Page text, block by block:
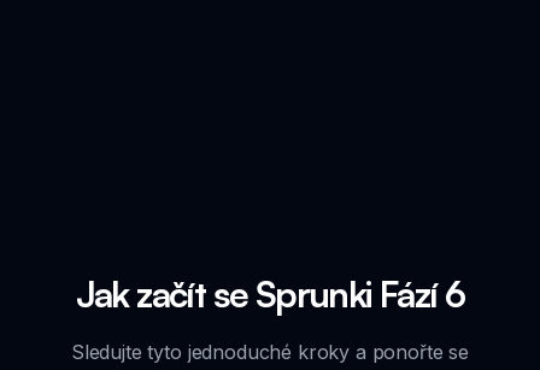
Jak začít se Sprunki Fází 6
Sledujte tyto jednoduché kroky a ponořte se